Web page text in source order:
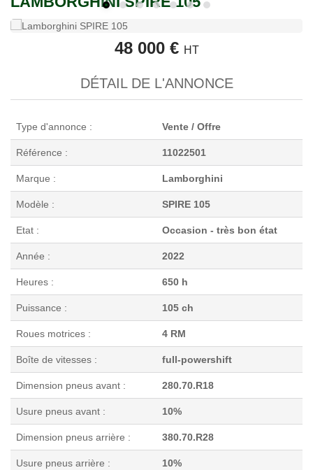
48 000 € HT
DÉTAIL DE L'ANNONCE
Type d'annonce : Vente / Offre
Référence : 11022501
Marque : Lamborghini
Modèle : SPIRE 105
Etat : Occasion - très bon état
Année : 2022
Heures : 650 h
Puissance : 105 ch
Roues motrices : 4 RM
Boîte de vitesses : full-powershift
Dimension pneus avant : 280.70.R18
Usure pneus avant : 10%
Dimension pneus arrière : 380.70.R28
Usure pneus arrière : 10%